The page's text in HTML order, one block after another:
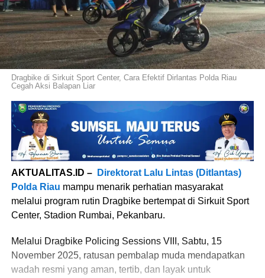
Dragbike di Sirkuit Sport Center, Cara Efektif Dirlantas Polda Riau
Cegah Aksi Balapan Liar
AKTUALITAS.ID –
Direktorat Lalu Lintas (Ditlantas)
Polda Riau mampu menarik perhatian masyarakat
melalui program rutin Dragbike bertempat di Sirkuit Sport
Center, Stadion Rumbai, Pekanbaru.
Melalui Dragbike Policing Sessions VIII, Sabtu, 15
November 2025, ratusan pembalap muda mendapatkan
wadah resmi yang aman, tertib, dan layak untuk